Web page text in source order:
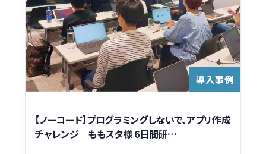
導入事例
【ノーコード】プログラミングしないで、アプリ作成
チャレンジ｜ももスタ様 6日間研…